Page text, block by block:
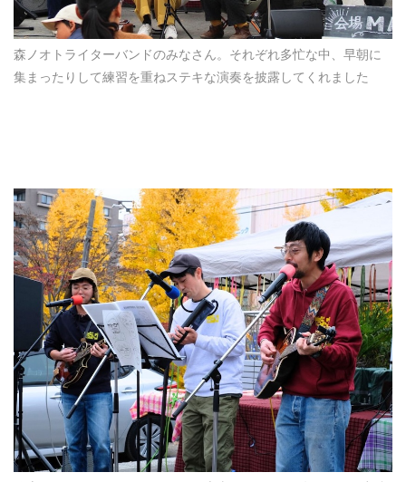
森ノオトライターバンドのみなさん。それぞれ多忙な中、早朝に
集まったりして練習を重ねステキな演奏を披露してくれました